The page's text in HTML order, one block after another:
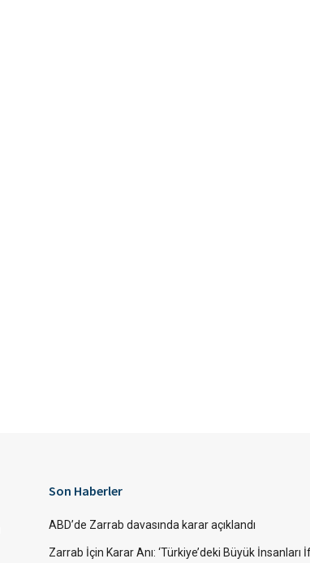
Son Haberler
ABD’de Zarrab davasında karar açıklandı
Zarrab İçin Karar Anı: ‘Türkiye’deki Büyük İnsanları